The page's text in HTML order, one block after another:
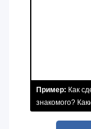
Пример: Как
знакомого?